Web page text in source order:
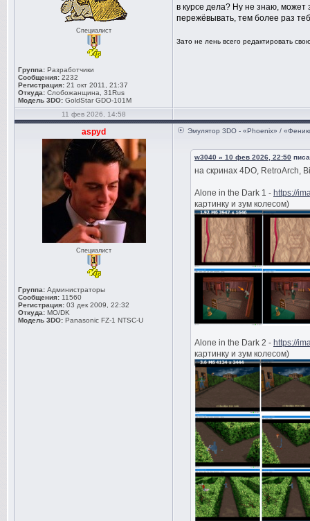
Специалист
Группа: Разработчики
Сообщения: 2232
Регистрация: 21 окт 2011, 21:37
Откуда: Слобожанщина, 31Rus
Модель 3DO: GoldStar GDO-101M
в курсе дела? Ну не знаю, может
пережёвывать, тем более раз
Зато не лень всего редактировать
11 фев 2026, 14:58
aspyd
Специалист
Группа: Администраторы
Сообщения: 11560
Регистрация: 03 дек 2009, 22:32
Откуда: MO/DK
Модель 3DO: Panasonic FZ-1 NTSC-U
Эмулятор 3DO - «Phoenix» /
w3040 » 10 фев 2026, 22:50
на скринах 4DO, RetroArch,
Alone in the Dark 1 - https://
картинку и зум колесом)
Alone in the Dark 2 - https://
картинку и зум колесом)